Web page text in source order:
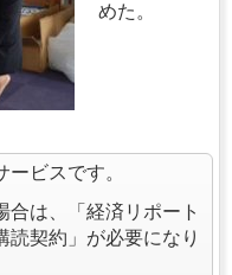
めた。
ビスです。
合は、「経済リポート
読契約」が必要になり